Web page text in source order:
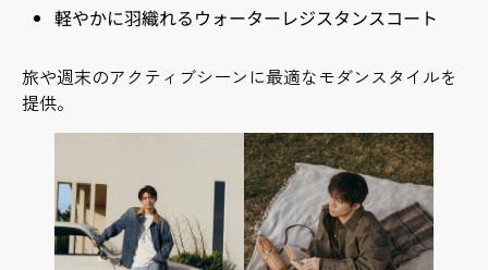
軽やかに羽織れるウォーターレジスタンスコート
旅や週末のアクティブシーンに最適なモダンスタイルを
提供。